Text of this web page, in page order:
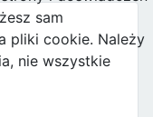
sam
pliki cookie. Należy
nie wszystkie